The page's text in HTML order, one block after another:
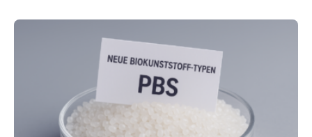
Sensoren, leistungsstarken Batterien und effizienten
Solarzellen. Eine neue Studie hebt das Potenzial nun
noch auf ein neues Level: Zum ersten Mal haben
Forschende an der Universität Göttingen gemeinsam
mit Kollegen aus Braunschweig, Bremen und der
Schweiz direkt beobachtet, wie in Graphen…